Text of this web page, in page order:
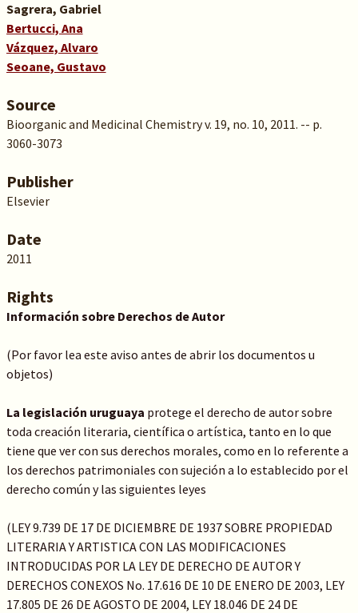
Sagrera, Gabriel
Bertucci, Ana
Vázquez, Alvaro
Seoane, Gustavo
Source
Bioorganic and Medicinal Chemistry v. 19, no. 10, 2011. -- p.
3060-3073
Publisher
Elsevier
Date
2011
Rights
Información sobre Derechos de Autor
(Por favor lea este aviso antes de abrir los documentos u
objetos)
La legislación uruguaya protege el derecho de autor sobre
toda creación literaria, científica o artística, tanto en lo que
tiene que ver con sus derechos morales, como en lo referente a
los derechos patrimoniales con sujeción a lo establecido por el
derecho común y las siguientes leyes
(LEY 9.739 DE 17 DE DICIEMBRE DE 1937 SOBRE PROPIEDAD
LITERARIA Y ARTISTICA CON LAS MODIFICACIONES
INTRODUCIDAS POR LA LEY DE DERECHO DE AUTOR Y
DERECHOS CONEXOS No. 17.616 DE 10 DE ENERO DE 2003, LEY
17.805 DE 26 DE AGOSTO DE 2004, LEY 18.046 DE 24 DE